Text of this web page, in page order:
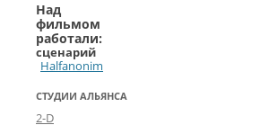
Над
фильмом
работали:
сценарий
Halfanonim
СТУДИИ АЛЬЯНСА
2-D